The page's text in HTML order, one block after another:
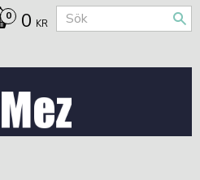
0 KR